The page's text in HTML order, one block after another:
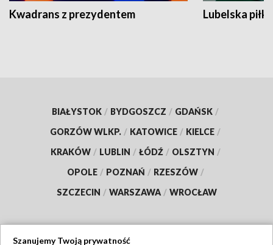
Kwadrans z prezydentem Lubelska piłka
BIAŁYSTOK / BYDGOSZCZ / GDAŃSK /
GORZÓW WLKP. / KATOWICE / KIELCE /
KRAKÓW / LUBLIN / ŁÓDŹ / OLSZTYN /
OPOLE / POZNAŃ / RZESZÓW /
SZCZECIN / WARSZAWA / WROCŁAW
Szanujemy Twoją prywatność